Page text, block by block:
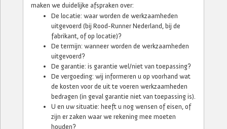
maken we duidelijke afspraken over:
De locatie: waar worden de werkzaamheden
uitgevoerd (bij Rood-Runner Nederland, bij de
fabrikant, of op locatie)?
De termijn: wanneer worden de werkzaamheden
uitgevoerd?
De garantie: is garantie wel/niet van toepassing?
De vergoeding: wij informeren u op voorhand wat
de kosten voor de uit te voeren werkzaamheden
bedragen (in geval garantie niet van toepassing is).
U en uw situatie: heeft u nog wensen of eisen, of
zijn er zaken waar we rekening mee moeten
houden?